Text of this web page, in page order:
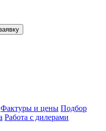
Фактуры и цены Подбор
Работа с дилерами